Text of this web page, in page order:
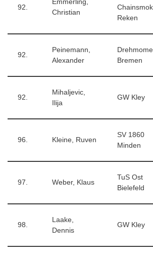
92.
Emmerling,
Christian
Reken
92.
Peinemann,
Alexander
Bremen
92.
Mihaljevic,
Ilija
GW Kley
96. Kleine, Ruven
SV 1860
Minden
97. Weber, Klaus
TuS Ost
Bielefeld
98.
Laake,
Dennis
GW Kley